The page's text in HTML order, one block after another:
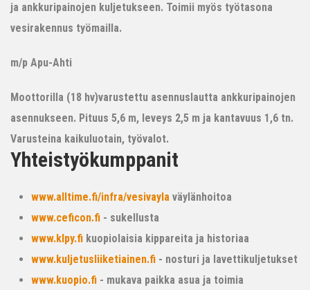
ja ankkuripainojen kuljetukseen. Toimii myös työtasona
vesirakennus työmailla.
m/p Apu-Ahti
Moottorilla (18 hv)varustettu asennuslautta ankkuripainojen
asennukseen. Pituus 5,6 m, leveys 2,5 m ja kantavuus 1,6 tn.
Varusteina kaikuluotain, työvalot.
Yhteistyökumppanit
www.alltime.fi/infra/vesivayla väylänhoitoa
www.ceficon.fi - sukellusta
www.klpy.fi kuopiolaisia kippareita ja historiaa
www.kuljetusliiketiainen.fi - nosturi ja lavettikuljetukset
www.kuopio.fi - mukava paikka asua ja toimia